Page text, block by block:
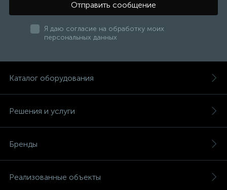
Отправить сообщение
Я даю согласие на обработку моих
персональных данных
Каталог оборудования
Решения и услуги
Бренды
Реализованные объекты